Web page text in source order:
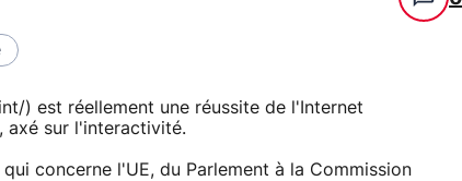
) est réellement une réussite de l'Internet
axé sur l'interactivité.
concerne l'UE, du Parlement à la Commission